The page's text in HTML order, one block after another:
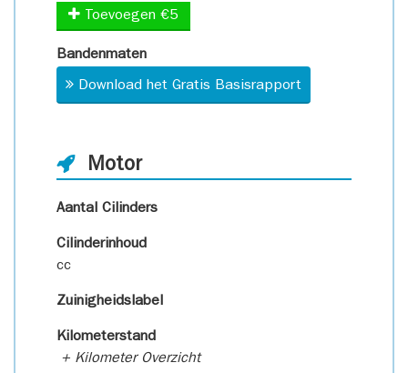
Toevoegen €5
Bandenmaten
Download het Gratis Basisrapport
Motor
Aantal Cilinders
Cilinderinhoud
cc
Zuinigheidslabel
Kilometerstand
+ Kilometer Overzicht